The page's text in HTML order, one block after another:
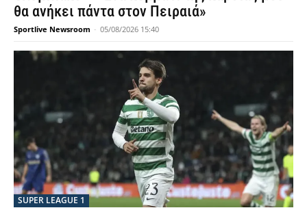
θα ανήκει πάντα στον Πειραιά»
Sportlive Newsroom - 05/08/2026 15:40
SUPER LEAGUE 1